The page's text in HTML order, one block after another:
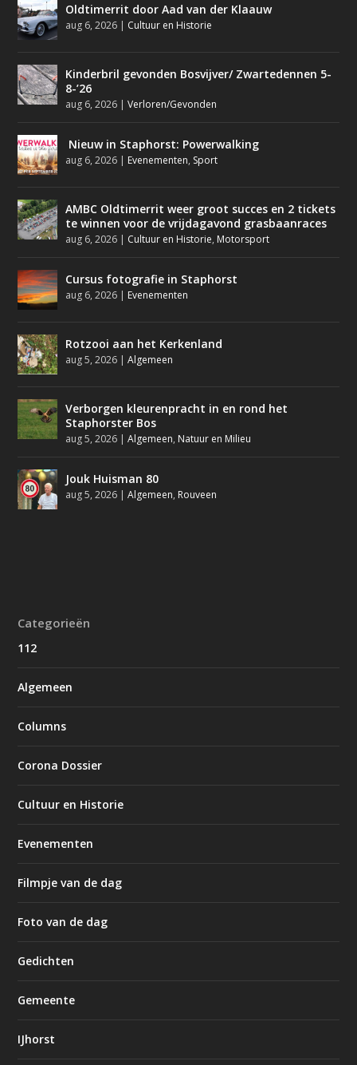
Oldtimerrit door Aad van der Klaauw
aug 6, 2026 | Cultuur en Historie
Kinderbril gevonden Bosvijver/ Zwartedennen 5-
8-’26
aug 6, 2026 |Verloren/Gevonden
Nieuw in Staphorst: Powerwalking
aug 6, 2026 | Evenementen, Sport
AMBC Oldtimerrit weer groot succes en 2 tickets
te winnen voor de vrijdagavond grasbaanraces
aug 6, 2026 | Cultuur en Historie, Motorsport
Cursus fotografie in Staphorst
aug 6, 2026 | Evenementen
Rotzooi aan het Kerkenland
aug 5, 2026 |Algemeen
Verborgen kleurenpracht in en rond het
Staphorster Bos
aug 5, 2026 |Algemeen, Natuur en Milieu
Jouk Huisman 80
aug 5, 2026 |Algemeen, Rouveen
Categorieën
112
Algemeen
Columns
Corona Dossier
Cultuur en Historie
Evenementen
Filmpje van de dag
Foto van de dag
Gedichten
Gemeente
IJhorst